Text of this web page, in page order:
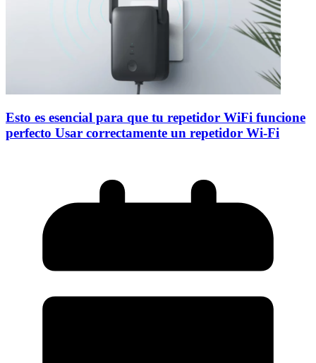
Esto es esencial para que tu repetidor WiFi funcione
perfecto Usar correctamente un repetidor Wi-Fi